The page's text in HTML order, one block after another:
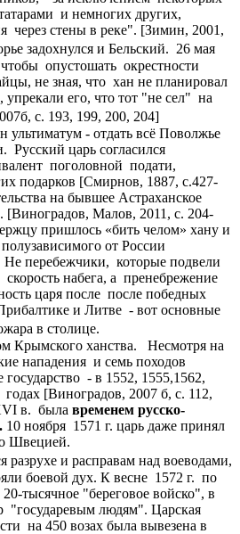
и немногих других,
через стены в реке". [Зимин, 2001,
задохнулся и Бельский. 26 мая
чтобы опустошать окрестности
не зная, что хан не планировал
упрекали его, что тот "не сел" на
с. 193, 199, 200, 204]
- отдать всё Поволжье
Русский царь согласился
поголовной подати,
подарков [Смирнов, 1887, с.427-
на бывшее Астраханское
[Виноградов, Малов, 2011, с. 204-
пришлось «бить челом» хану и
от России
Не перебежчики, которые подвели
набега, а пренебрежение
царя после после победных
и Литве - вот основные
в столице.
Крымского ханства. Несмотря на
нападения и семь походов
государство - в 1552, 1555,1562,
[Виноградов, 2007 б, с. 112,
в. была временем русско-
10 ноября 1571 г. царь даже принял
Швецией.
и расправам над воеводами,
боевой дух. К весне 1572 г. по
тысячное "береговое войско", в
"государевым людям". Царская
на 450 возах была вывезена в